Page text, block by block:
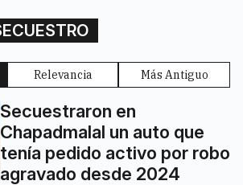
Relevancia Más Antiguo
Secuestraron en
Chapadmalal un auto que
tenía pedido activo por robo
agravado desde 2024